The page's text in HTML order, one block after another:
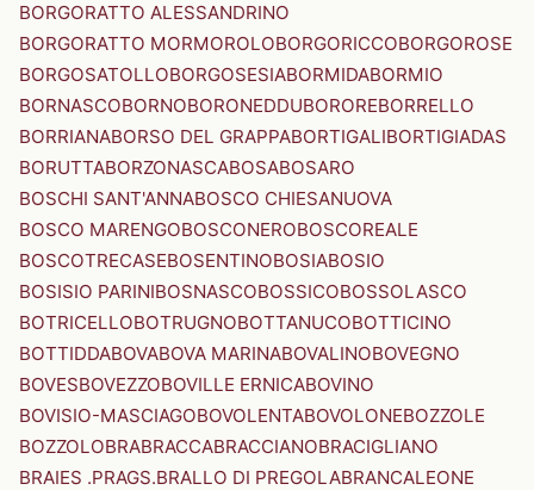
BORGORATTO ALESSANDRINO
BORGORATTO MORMOROLOBORGORICCOBORGOROSE
BORGOSATOLLOBORGOSESIABORMIDABORMIO
BORNASCOBORNOBORONEDDUBOROREBORRELLO
BORRIANABORSO DEL GRAPPABORTIGALIBORTIGIADAS
BORUTTABORZONASCABOSABOSARO
BOSCHI SANT'ANNABOSCO CHIESANUOVA
BOSCO MARENGOBOSCONEROBOSCOREALE
BOSCOTRECASEBOSENTINOBOSIABOSIO
BOSISIO PARINIBOSNASCOBOSSICOBOSSOLASCO
BOTRICELLOBOTRUGNOBOTTANUCOBOTTICINO
BOTTIDDABOVABOVA MARINABOVALINOBOVEGNO
BOVESBOVEZZOBOVILLE ERNICABOVINO
BOVISIO-MASCIAGOBOVOLENTABOVOLONEBOZZOLE
BOZZOLOBRABRACCABRACCIANOBRACIGLIANO
BRAIES .PRAGS.BRALLO DI PREGOLABRANCALEONE